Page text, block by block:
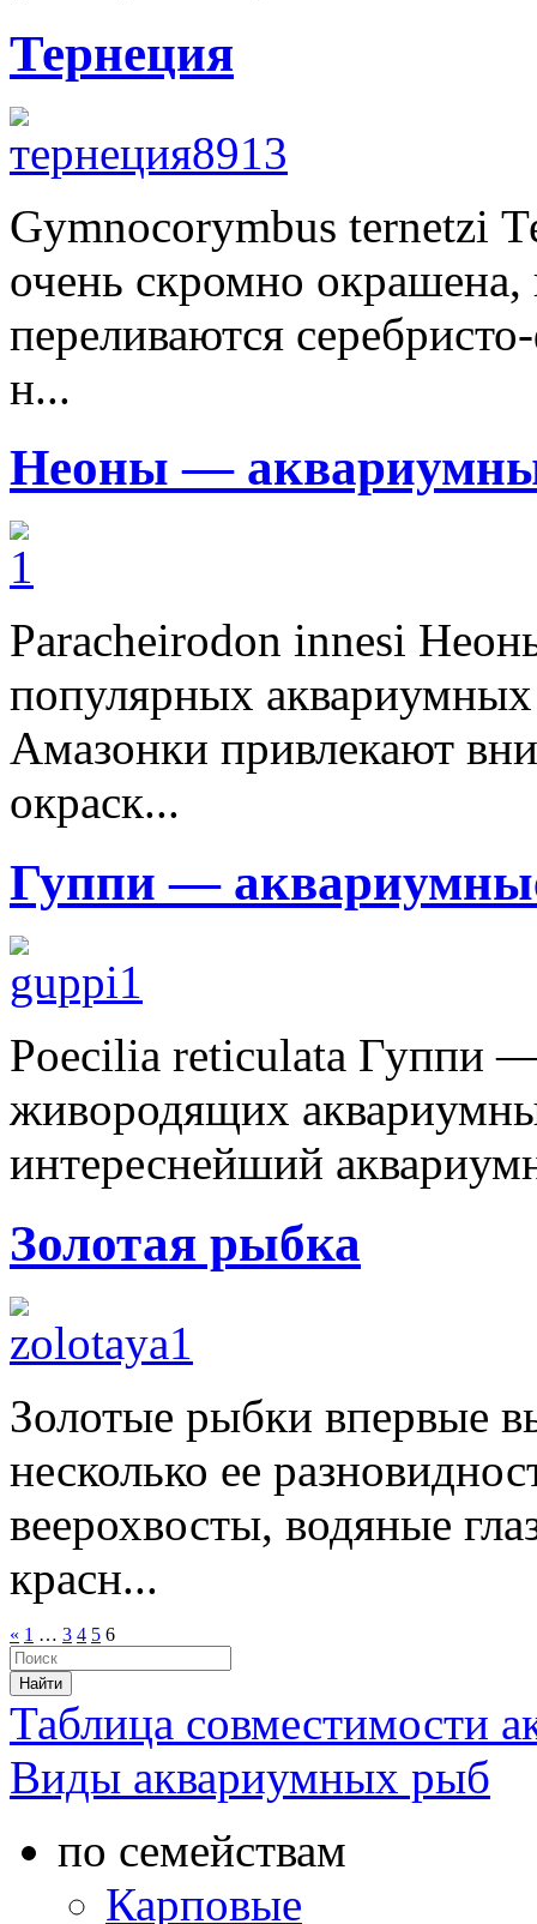
Тернеция
Gymnocorymbus ternetzi
очень скромно
переливаются
н...
Неоны —
Paracheirodon innesi
популярных
Амазонки привлекают
окраск...
Гуппи —
Poecilia reticulata Гуппи
живородящих
интереснейший
Золотая рыбка
Золотые рыбки впервые
несколько ее
веерохвосты, водяные
красн...
« 1 … 3 4 5 6
Таблица совместимости
Виды аквариумных рыб
по семействам
Карповые